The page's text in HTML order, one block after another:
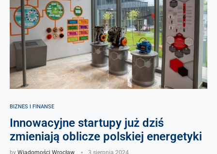
BIZNES I FINANSE
Innowacyjne startupy już dziś
zmieniają oblicze polskiej energetyki
by Wiadomości Wrocław 3 sierpnia 2024